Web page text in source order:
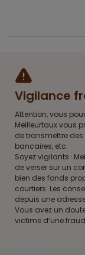
Vigilance
Attention, vous
Meilleurtaux vous
de transmettre
bancaires, etc.
Soyez vigilants ·
de verser sur un
bien des fonds
courtiers. Les
depuis une
Vous avez un
victime d’une